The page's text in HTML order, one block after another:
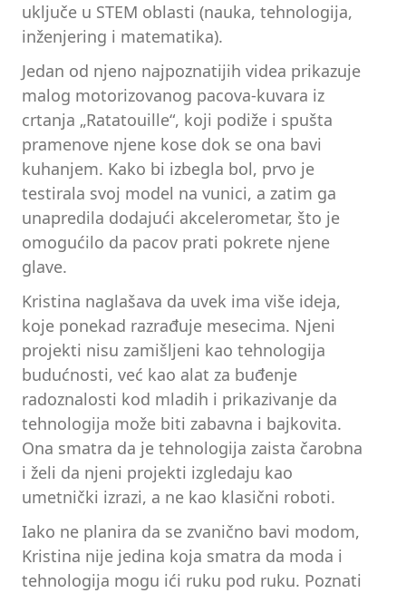
uključe u STEM oblasti (nauka, tehnologija,
inženjering i matematika).
Jedan od njeno najpoznatijih videa prikazuje
malog motorizovanog pacova-kuvara iz
crtanja „Ratatouille“, koji podiže i spušta
pramenove njene kose dok se ona bavi
kuhanjem. Kako bi izbegla bol, prvo je
testirala svoj model na vunici, a zatim ga
unapredila dodajući akcelerometar, što je
omogućilo da pacov prati pokrete njene
glave.
Kristina naglašava da uvek ima više ideja,
koje ponekad razrađuje mesecima. Njeni
projekti nisu zamišljeni kao tehnologija
budućnosti, već kao alat za buđenje
radoznalosti kod mladih i prikazivanje da
tehnologija može biti zabavna i bajkovita.
Ona smatra da je tehnologija zaista čarobna
i želi da njeni projekti izgledaju kao
umetnički izrazi, a ne kao klasični roboti.
Iako ne planira da se zvanično bavi modom,
Kristina nije jedina koja smatra da moda i
tehnologija mogu ići ruku pod ruku. Poznati